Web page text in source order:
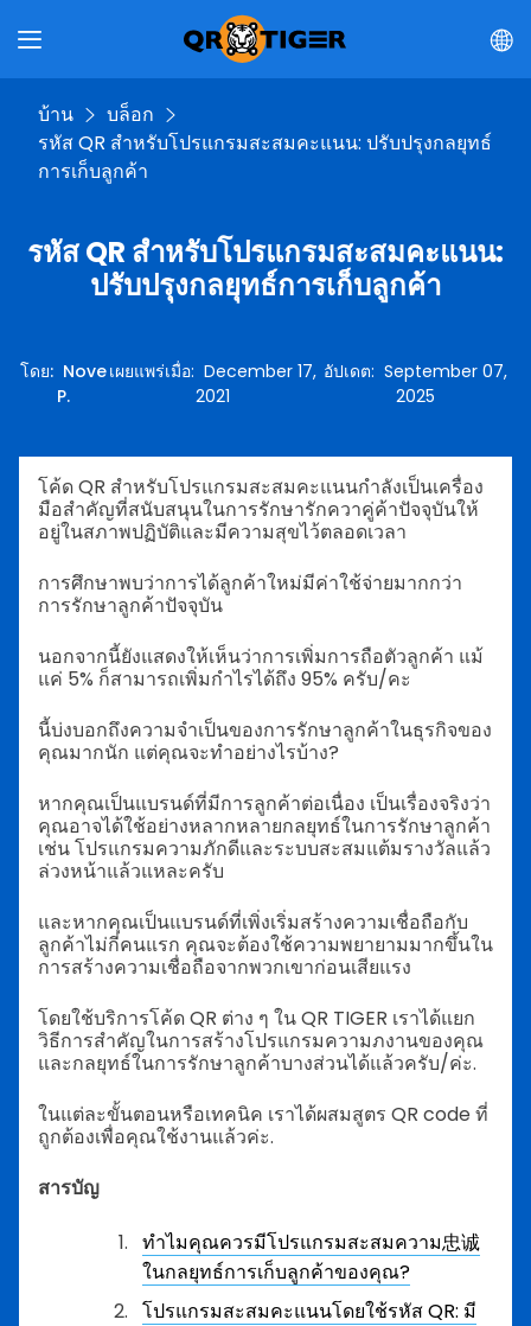
บ้าน
บล็อก
รหัส QR สำหรับโปรแกรมสะสมคะแนน: ปรับปรุงกลยุทธ์
การเก็บลูกค้า
รหัส QR สำหรับโปรแกรมสะสมคะแนน:
ปรับปรุงกลยุทธ์การเก็บลูกค้า
โดย: Nove
P.
เผยแพร่เมื่อ:December 17,
2021
อัปเดต: September 07,
2025
โค้ด QR สำหรับโปรแกรมสะสมคะแนนกำลังเป็นเครื่อง
มือสำคัญที่สนับสนุนในการรักษารักควาคู่ค้าปัจจุบันให้
อยู่ในสภาพปฏิบัติและมีความสุขไว้ตลอดเวลา
การศึกษาพบว่าการได้ลูกค้าใหม่มีค่าใช้จ่ายมากกว่า
การรักษาลูกค้าปัจจุบัน
นอกจากนี้ยังแสดงให้เห็นว่าการเพิ่มการถือตัวลูกค้า แม้
แค่ 5% ก็สามารถเพิ่มกำไรได้ถึง 95% ครับ/คะ
นี้บ่งบอกถึงความจำเป็นของการรักษาลูกค้าในธุรกิจของ
คุณมากนัก แต่คุณจะทำอย่างไรบ้าง?
หากคุณเป็นแบรนด์ที่มีการลูกค้าต่อเนื่อง เป็นเรื่องจริงว่า
คุณอาจได้ใช้อย่างหลากหลายกลยุทธ์ในการรักษาลูกค้า
เช่น โปรแกรมความภักดีและระบบสะสมแต้มรางวัลแล้ว
ล่วงหน้าแล้วแหละครับ
และหากคุณเป็นแบรนด์ที่เพิ่งเริ่มสร้างความเชื่อถือกับ
ลูกค้าไม่กี่คนแรก คุณจะต้องใช้ความพยายามมากขึ้นใน
การสร้างความเชื่อถือจากพวกเขาก่อนเสียแรง
โดยใช้บริการโค้ด QR ต่าง ๆ ใน QR TIGER เราได้แยก
วิธีการสำคัญในการสร้างโปรแกรมความภงานของคุณ
และกลยุทธ์ในการรักษาลูกค้าบางส่วนได้แล้วครับ/ค่ะ.
ในแต่ละขั้นตอนหรือเทคนิค เราได้ผสมสูตร QR code ที่
ถูกต้องเพื่อคุณใช้งานแล้วค่ะ.
สารบัญ
ทำไมคุณควรมีโปรแกรมสะสมความ忠诚
ในกลยุทธ์การเก็บลูกค้าของคุณ?
โปรแกรมสะสมคะแนนโดยใช้รหัส QR: มี